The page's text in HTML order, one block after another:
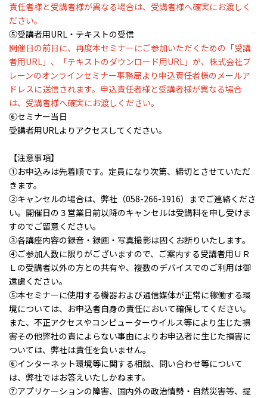
責任者様と受講者様が異なる場合は、受講者様へ確実にお渡しく
ださい。
⑤受講者用URL・テキストの受信
開催日の前日に、再度本セミナーにご参加いただくための「受講
者用URL」、「テキストのダウンロード用URL」が、株式会社ブ
レーンのオンラインセミナー事務局より申込責任者様のメールア
ドレスに送信されます。申込責任者様と受講者様が異なる場合
は、受講者様へ確実にお渡しください。
⑥セミナー当日
受講者用URLよりアクセスしてください。
【注意事項】
➀お申込みは先着順です。定員になり次第、締切とさせていただ
きます。
➁キャンセルの場合は、弊社（058-266-1916）までご連絡くださ
い。開催日の３営業日前以降のキャンセルは受講料を申し受けま
すのでご留意ください。
③各講座内容の録音・録画・写真撮影は固くお断りいたします。
④ご参加人数に限りがございますので、ご案内する受講者用ＵＲ
Ｌの受講者以外の方との共有や、複数のデバイスでのご利用は御
遠慮ください。
⑤本セミナーに使用する機器および通信媒体が正常に稼働する環
境については、お申込者自身の責任において確保してください。
また、不正アクセスやコンピューターウイルス等により生じた損
害その他弊社の責によらない事由によりお申込者に生じた損害に
ついては、弊社は責任を負いません。
⑥インターネット環境等に関する相談、問い合わせ等について
は、弊社ではお答えいたしかねます。
⑦アプリケーションの障害、国内外の政治情勢・自然災害等、提